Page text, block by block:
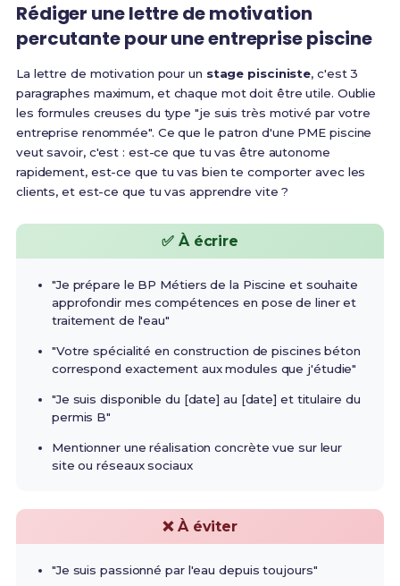
Rédiger une lettre de motivation
percutante pour une entreprise piscine
La lettre de motivation pour un stage pisciniste, c'est 3
paragraphes maximum, et chaque mot doit être utile. Oublie
les formules creuses du type "je suis très motivé par votre
entreprise renommée". Ce que le patron d'une PME piscine
veut savoir, c'est : est-ce que tu vas être autonome
rapidement, est-ce que tu vas bien te comporter avec les
clients, et est-ce que tu vas apprendre vite ?
✅ À écrire
"Je prépare le BP Métiers de la Piscine et souhaite
approfondir mes compétences en pose de liner et
traitement de l'eau"
"Votre spécialité en construction de piscines béton
correspond exactement aux modules que j'étudie"
"Je suis disponible du [date] au [date] et titulaire du
permis B"
Mentionner une réalisation concrète vue sur leur
site ou réseaux sociaux
❌ À éviter
"Je suis passionné par l'eau depuis toujours"